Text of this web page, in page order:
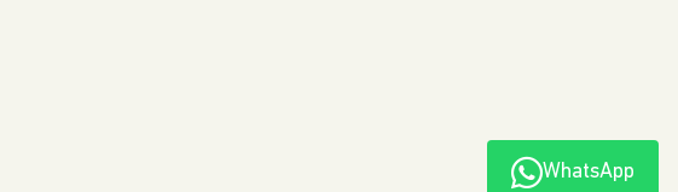
WhatsApp